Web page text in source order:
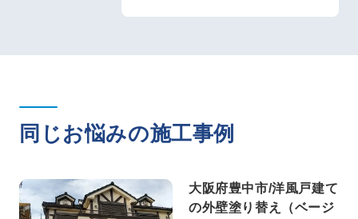
同じお悩みの施工事例
大阪府豊中市/洋風戸建て
の外壁塗り替え（ベージ